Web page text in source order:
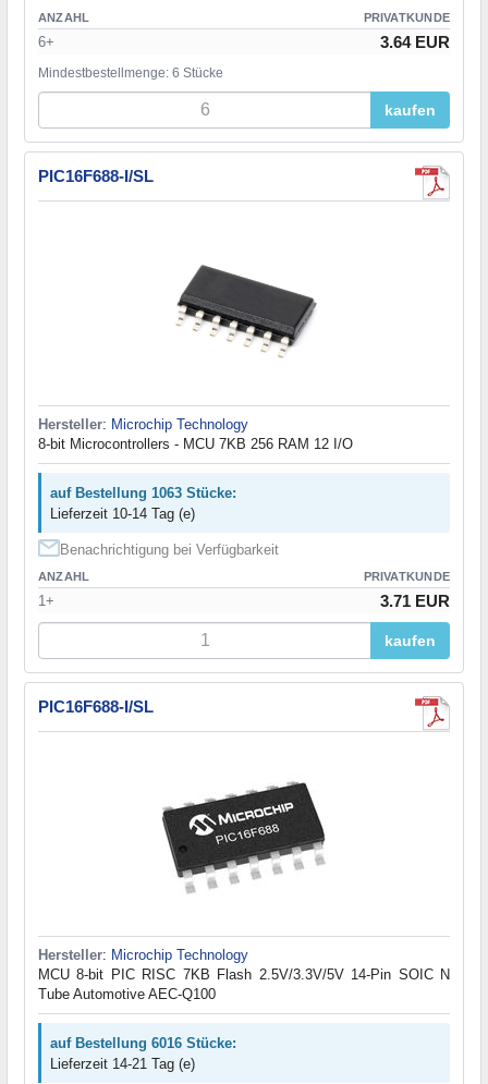
ANZAHL PRIVATKUNDE
6+ 3.64 EUR
Mindestbestellmenge: 6 Stücke
kaufen
PIC16F688-I/SL
Hersteller: Microchip Technology
8-bit Microcontrollers - MCU 7KB 256 RAM 12 I/O
auf Bestellung 1063 Stücke:
Lieferzeit 10-14 Tag (e)
Benachrichtigung bei Verfügbarkeit
ANZAHL PRIVATKUNDE
1+ 3.71 EUR
kaufen
PIC16F688-I/SL
Hersteller: Microchip Technology
MCU 8-bit PIC RISC 7KB Flash 2.5V/3.3V/5V 14-Pin SOIC N
Tube Automotive AEC-Q100
auf Bestellung 6016 Stücke:
Lieferzeit 14-21 Tag (e)